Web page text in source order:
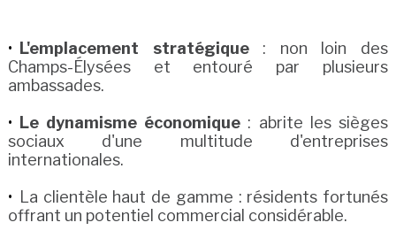
L'emplacement stratégique: non loin des
Champs-Élysées et entouré par plusieurs
ambassades.
Le dynamisme économique : abrite les sièges
sociaux d'une multitude d'entreprises
internationales.
La clientèle haut de gamme : résidents fortunés
offrant un potentiel commercial considérable.